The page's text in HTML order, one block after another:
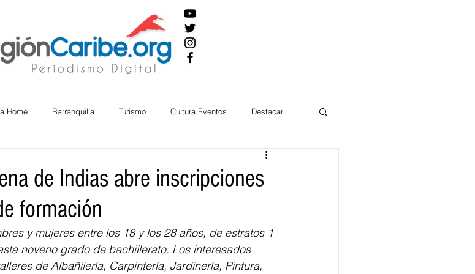
Home Barranquilla Turismo Cultura Eventos Destacar
RAP CARIBE
de Indias abre inscripciones
formación
y mujeres entre los 18 y los 28 años, de estratos 1
noveno grado de bachillerato. Los interesados
de Albañilería, Carpintería, Jardinería, Pintura,